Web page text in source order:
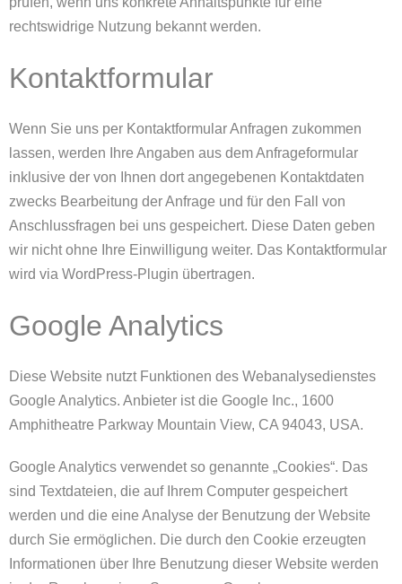
rechtswidrige Nutzung bekannt werden.
Kontaktformular
Wenn Sie uns per Kontaktformular Anfragen zukommen
lassen, werden Ihre Angaben aus dem Anfrageformular
inklusive der von Ihnen dort angegebenen Kontaktdaten
zwecks Bearbeitung der Anfrage und für den Fall von
Anschlussfragen bei uns gespeichert. Diese Daten geben
wir nicht ohne Ihre Einwilligung weiter. Das Kontaktformular
wird via WordPress-Plugin übertragen.
Google Analytics
Diese Website nutzt Funktionen des Webanalysedienstes
Google Analytics. Anbieter ist die Google Inc., 1600
Amphitheatre Parkway Mountain View, CA 94043, USA.
Google Analytics verwendet so genannte „Cookies“. Das
sind Textdateien, die auf Ihrem Computer gespeichert
werden und die eine Analyse der Benutzung der Website
durch Sie ermöglichen. Die durch den Cookie erzeugten
Informationen über Ihre Benutzung dieser Website werden